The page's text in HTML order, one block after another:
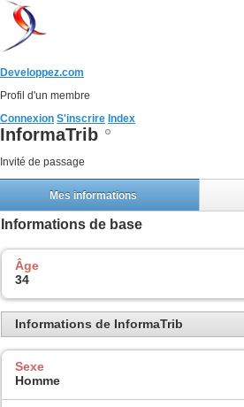
Developpez.com
Profil d'un membre
Connexion S'inscrire Index
InformaTrib
Invité de passage
Mes informations
Informations de base
Âge
34
Informations de InformaTrib
Sexe
Homme